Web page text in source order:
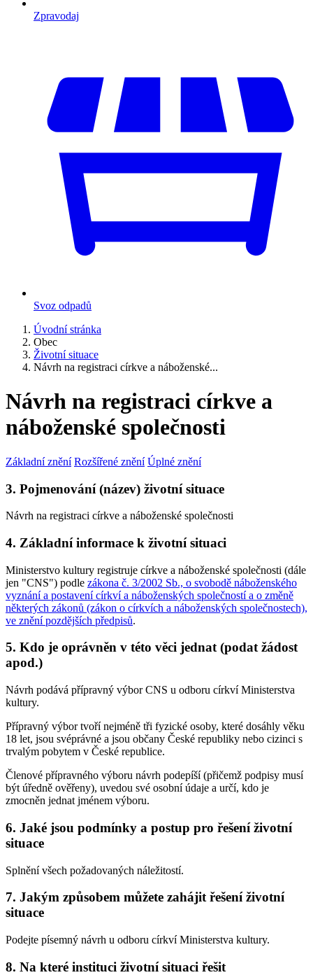
Zpravodaj
Svoz odpadů
Úvodní stránka
Obec
Životní situace
Návrh na registraci církve a náboženské...
Návrh na registraci církve a
náboženské společnosti
Základní znění Rozšířené znění Úplné znění
3. Pojmenování (název) životní situace
Návrh na registraci církve a náboženské společnosti
4. Základní informace k životní situaci
Ministerstvo kultury registruje církve a náboženské společnosti (dále
jen "CNS") podle zákona č. 3/2002 Sb., o svobodě náboženského
vyznání a postavení církví a náboženských společností a o změně
některých zákonů (zákon o církvích a náboženských společnostech),
ve znění pozdějších předpisů.
5. Kdo je oprávněn v této věci jednat (podat žádost
apod.)
Návrh podává přípravný výbor CNS u odboru církví Ministerstva
kultury.
Přípravný výbor tvoří nejméně tři fyzické osoby, které dosáhly věku
18 let, jsou svéprávné a jsou občany České republiky nebo cizinci s
trvalým pobytem v České republice.
Členové přípravného výboru návrh podepíší (přičemž podpisy musí
být úředně ověřeny), uvedou své osobní údaje a určí, kdo je
zmocněn jednat jménem výboru.
6. Jaké jsou podmínky a postup pro řešení životní
situace
Splnění všech požadovaných náležitostí.
7. Jakým způsobem můžete zahájit řešení životní
situace
Podejte písemný návrh u odboru církví Ministerstva kultury.
8. Na které instituci životní situaci řešit